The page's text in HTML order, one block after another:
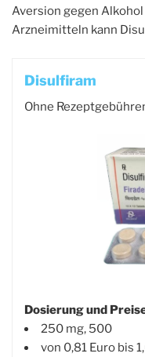
Aversion gegen
Arzneimitteln kann
Disulfiram
Ohne
Dosierung und
250 mg, 500
von 0,81 Euro bis